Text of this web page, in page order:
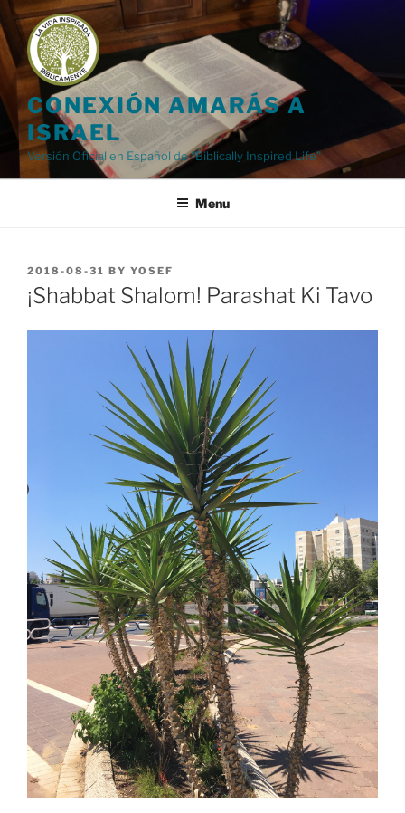
Skip
to
content
CONEXIÓN AMARÁS A
ISRAEL
Versión Oficial en Español de "Biblically Inspired Life"
Menu
POSTED
ON
2018-08-31 BY YOSEF
¡Shabbat Shalom! Parashat Ki Tavo